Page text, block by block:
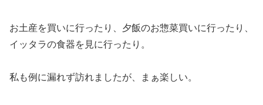
お土産を買いに行ったり、夕飯のお惣菜買いに行ったり、
イッタラの食器を見に行ったり。
私も例に漏れず訪れましたが、まぁ楽しい。